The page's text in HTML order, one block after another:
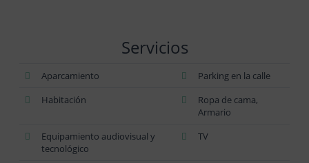
Servicios
Aparcamiento
Parking en la calle
Habitación
Ropa de cama,
Armario
Equipamiento audiovisual y
tecnológico
TV